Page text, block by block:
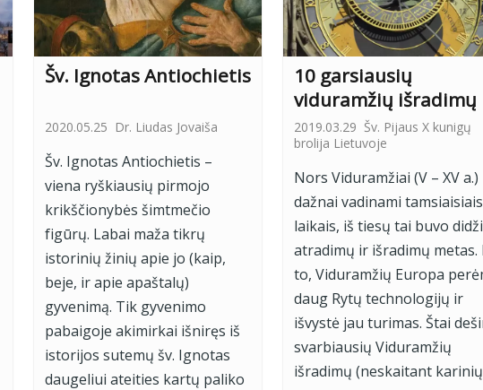
Šv. Ignotas Antiochietis
2020.05.25 Dr. Liudas Jovaiša
Šv. Ignotas Antiochietis –
viena ryškiausių pirmojo
krikščionybės šimtmečio
figūrų. Labai maža tikrų
istorinių žinių apie jo (kaip,
beje, ir apie apaštalų)
gyvenimą. Tik gyvenimo
pabaigoje akimirkai išniręs iš
istorijos sutemų šv. Ignotas
daugeliui ateities kartų paliko
10 garsiausių
viduramžių išradimų
2019.03.29 Šv. Pijaus X kunigų
brolija Lietuvoje
Nors Viduramžiai (V – XV a.)
dažnai vadinami tamsiaisiais
laikais, iš tiesų tai buvo
atradimų ir išradimų metas.
to, Viduramžių Europa
daug Rytų technologijų ir
išvystė jau turimas. Štai
svarbiausių Viduramžių
išradimų (neskaitant